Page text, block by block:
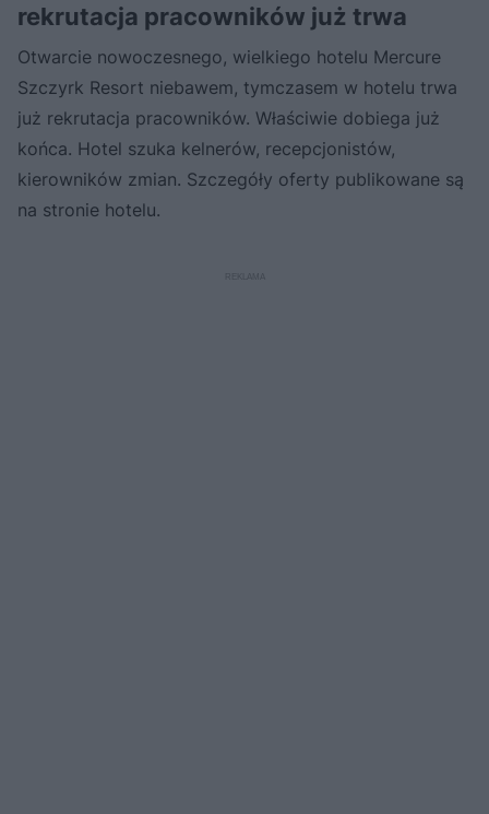
rekrutacja pracowników już trwa
Otwarcie nowoczesnego, wielkiego hotelu Mercure
Szczyrk Resort niebawem, tymczasem w hotelu trwa
już rekrutacja pracowników. Właściwie dobiega już
końca. Hotel szuka kelnerów, recepcjonistów,
kierowników zmian. Szczegóły oferty publikowane są
na stronie hotelu.